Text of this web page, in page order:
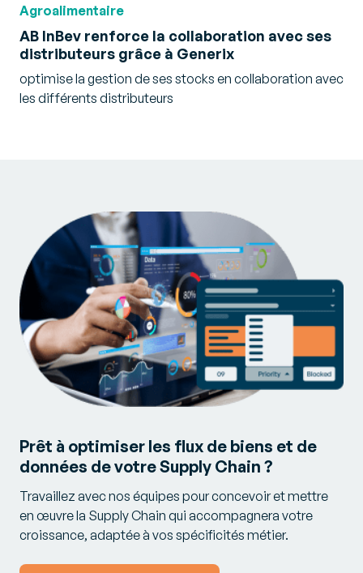
Agroalimentaire
AB InBev renforce la collaboration avec ses
distributeurs grâce à Generix
optimise la gestion de ses stocks en collaboration avec
les différents distributeurs
Prêt à optimiser les flux de biens et de
données de votre Supply Chain ?
Travaillez avec nos équipes pour concevoir et mettre
en œuvre la Supply Chain qui accompagnera votre
croissance, adaptée à vos spécificités métier.